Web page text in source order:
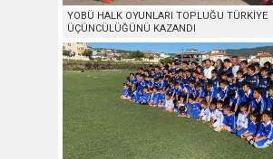
YOBÜ HALK OYUNLARI TOPLUĞU TÜRKİYE
ÜÇÜNCÜLÜĞÜNÜ KAZANDI